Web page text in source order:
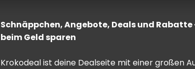
Schnäppchen, Angebote, Deals und
beim Geld sparen
Krokodeal ist deine Dealseite mit einer großen